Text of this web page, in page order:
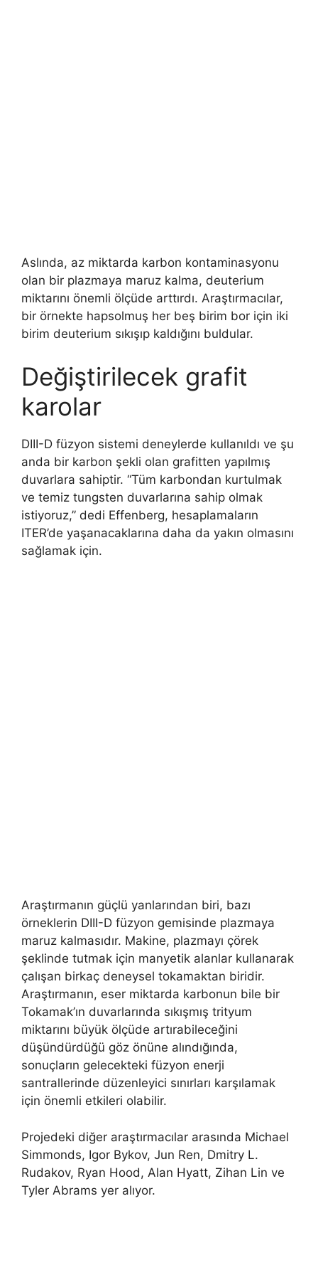
Aslında, az miktarda karbon kontaminasyonu
olan bir plazmaya maruz kalma, deuterium
miktarını önemli ölçüde arttırdı. Araştırmacılar,
bir örnekte hapsolmuş her beş birim bor için iki
birim deuterium sıkışıp kaldığını buldular.
Değiştirilecek grafit
karolar
DIII-D füzyon sistemi deneylerde kullanıldı ve şu
anda bir karbon şekli olan grafitten yapılmış
duvarlara sahiptir. “Tüm karbondan kurtulmak
ve temiz tungsten duvarlarına sahip olmak
istiyoruz,” dedi Effenberg, hesaplamaların
ITER’de yaşanacaklarına daha da yakın olmasını
sağlamak için.
Araştırmanın güçlü yanlarından biri, bazı
örneklerin DIII-D füzyon gemisinde plazmaya
maruz kalmasıdır. Makine, plazmayı çörek
şeklinde tutmak için manyetik alanlar kullanarak
çalışan birkaç deneysel tokamaktan biridir.
Araştırmanın, eser miktarda karbonun bile bir
Tokamak’ın duvarlarında sıkışmış trityum
miktarını büyük ölçüde artırabileceğini
düşündürdüğü göz önüne alındığında,
sonuçların gelecekteki füzyon enerji
santrallerinde düzenleyici sınırları karşılamak
için önemli etkileri olabilir.
Projedeki diğer araştırmacılar arasında Michael
Simmonds, Igor Bykov, Jun Ren, Dmitry L.
Rudakov, Ryan Hood, Alan Hyatt, Zihan Lin ve
Tyler Abrams yer alıyor.